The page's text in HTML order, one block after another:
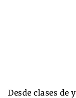
Desde clases de